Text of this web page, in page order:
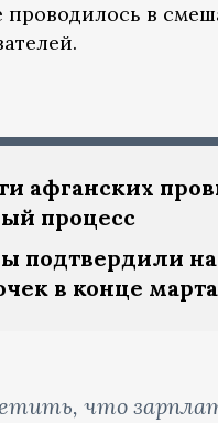
проводилось в
афганских
процесс
подтвердили
в конце марта
что